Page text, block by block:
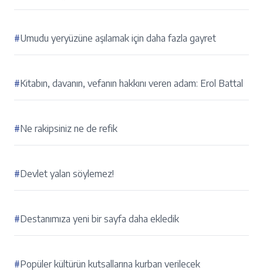
#Umudu yeryüzüne aşılamak için daha fazla gayret
#Kitabın, davanın, vefanın hakkını veren adam: Erol Battal
#Ne rakipsiniz ne de refik
#Devlet yalan söylemez!
#Destanımıza yeni bir sayfa daha ekledik
#Popüler kültürün kutsallarına kurban verilecek